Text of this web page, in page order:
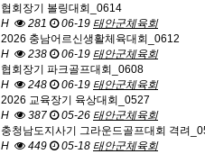
협회장기 볼링대회_0614
H
281 06-19 태안군체육회
2026 충남어르신생활체육대회_0612
H
238 06-19 태안군체육회
협회장기 파크골프대회_0608
H
248 06-19 태안군체육회
2026 교육장기 육상대회_0527
H
387 05-26 태안군체육회
충청남도지사기 그라운드골프대회 격려
H
449 05-18 태안군체육회